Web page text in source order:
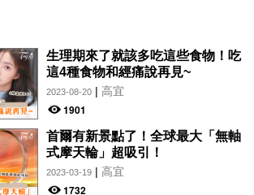
生理期來了就該多吃這些食物！吃
這4種食物和經痛說再見~
2023-08-20| 高宜
1901
首爾有新景點了！全球最大「無軸
式摩天輪」超吸引！
2023-03-19| 高宜
1732